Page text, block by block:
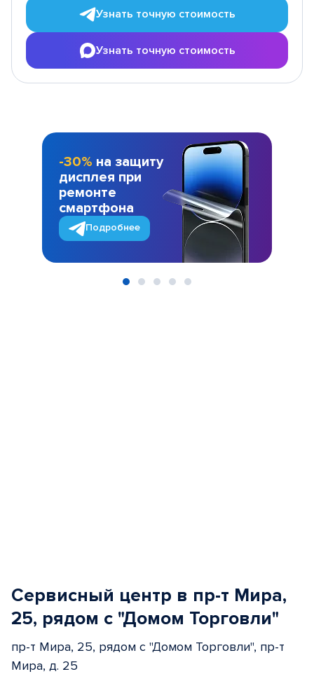
Узнать точную стоимость
Узнать точную стоимость
-30% на защиту
дисплея при
ремонте
смартфона
Подробнее
Сервисный центр в пр-т Мира,
25, рядом с "Домом Торговли"
пр-т Мира, 25, рядом с "Домом Торговли", пр-т
Мира, д. 25